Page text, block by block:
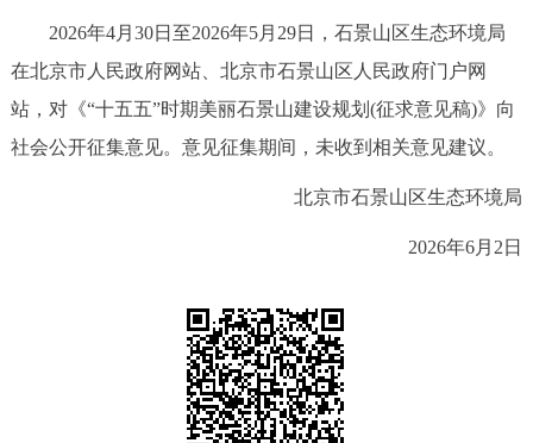
市领导 机构职能 政策服务
政策兑现 政策解读 回应关切
法人服务
利企服务
2026年4月30日至2026年5月29日，石景山区生态环境局
在北京市人民政府网站、北京市石景山区人民政府门户网
站，对《“十五五”时期美丽石景山建设规划(征求意见稿)》向
社会公开征集意见。意见征集期间，未收到相关意见建议。
北京市石景山区生态环境局
2026年6月2日